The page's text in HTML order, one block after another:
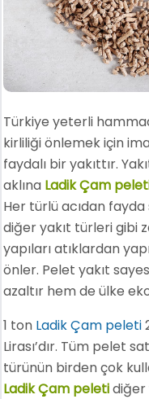
Türkiye yeterli
kirliliği önlemek için
faydalı bir yakıttır.
aklına Ladik Çam
Her türlü acıdan
diğer yakıt türleri gibi
yapıları atıklardan
önler. Pelet yakıt
azaltır hem de ülke
1 ton Ladik Çam peleti
Lirası’dır. Tüm pelet
türünün birden çok
Ladik Çam peletidiğer